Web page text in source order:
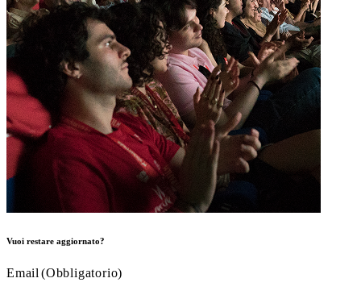
Vuoi restare aggiornato?
Email (Obbligatorio)